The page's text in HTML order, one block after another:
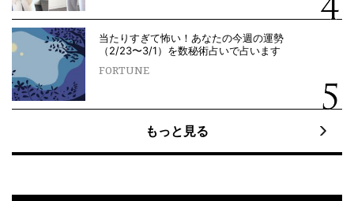
当たりすぎて怖い！あなたの今週の運勢
（2/23〜3/1）を数秘術占いで占います
FORTUNE
もっと見る